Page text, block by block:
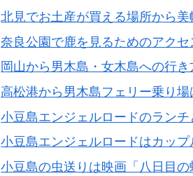
北見でお土産が買える場所から
奈良公園で鹿を見るためのアク
岡山から男木島・女木島への行
高松港から男木島フェリー乗り
小豆島エンジェルロードのラン
小豆島エンジェルロードはカッ
小豆島の虫送りは映画「八日目